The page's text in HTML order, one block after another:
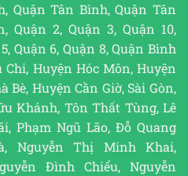
Quận Tân Bình, Quận Tân
Quận 2, Quận 3, Quận 10,
Quận 6, Quận 8, Quận Bình
Chi, Huyện Hóc Môn, Huyện
Bè, Huyện Cần Giờ, Sài Gòn,
Khánh, Tôn Thất Tùng, Lê
Phạm Ngũ Lão, Đỗ Quang
Nguyễn Thị Minh Khai,
Đình Chiểu, Nguyễn